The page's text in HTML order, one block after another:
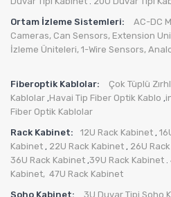
Ortam İzleme Sistemleri:
AC-DC
Cameras, Can Sensors, Extension
İzleme Üniteleri, 1-Wire Sensors,
Fiberoptik Kablolar:
Çok Tüplü
Kablolar ,Havai Tip Fiber Optik Kablo ,
Fiber Optik Kablolar
Rack Kabinet:
12U Rack Kabinet ,
Kabinet , 22U Rack Kabinet , 26U
36U Rack Kabinet ,39U Rack Kabinet .
Kabinet, 47U Rack Kabinet
Soho Kabinet:
3U Duvar Tipi Soho